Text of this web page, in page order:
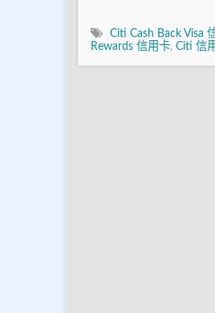
Citi Cash Back Visa
Rewards 信用卡, Citi 信